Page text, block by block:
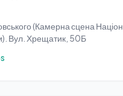
(Камерна сцена
Вул. Хрещатик, 50Б